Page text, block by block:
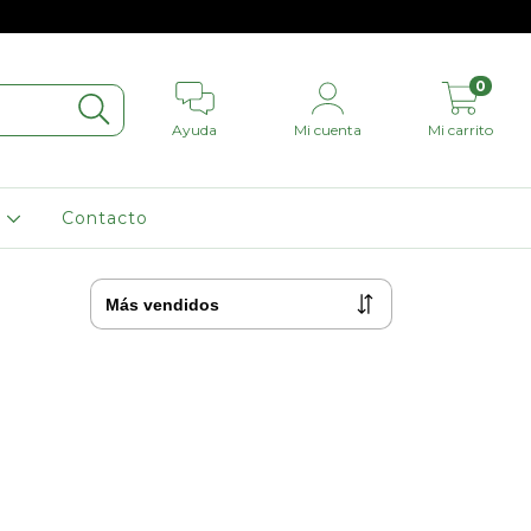
Ayuda Mi cuenta Mi carrito
0
Contacto